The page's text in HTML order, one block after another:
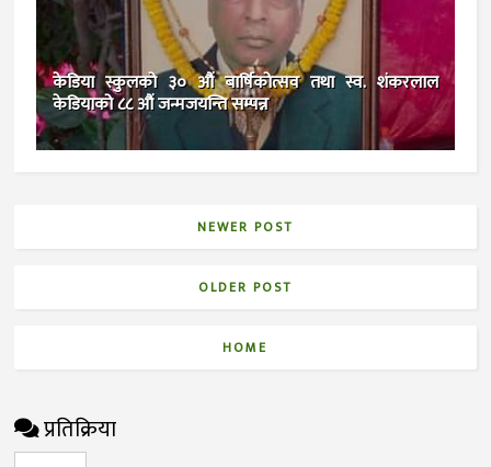
केडिया स्कुलको ३० औं बार्षिकोत्सव तथा स्व. शंकरलाल
केडियाको ८८ औं जन्मजयन्ति सम्पन्न
NEWER POST
OLDER POST
HOME
प्रतिक्रिया